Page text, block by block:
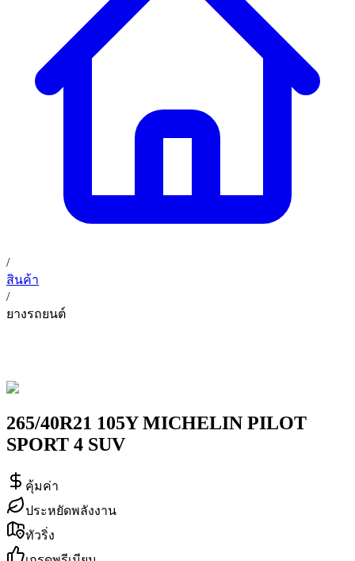
/
สินค้า
/
ยางรถยนต์
265/40R21 105Y MICHELIN PILOT
SPORT 4 SUV
คุ้มค่า
ประหยัดพลังงาน
ทัวริ่ง